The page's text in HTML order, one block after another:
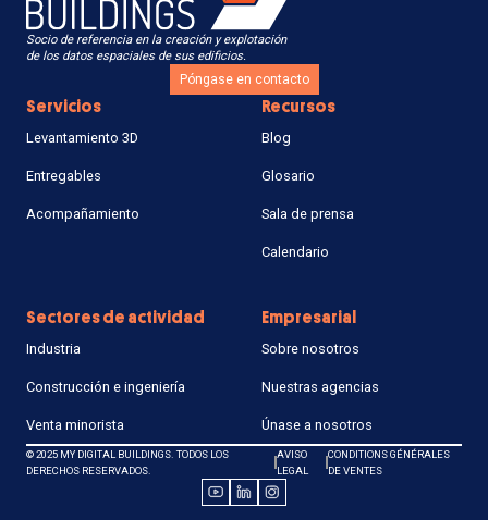
Socio de referencia en la creación y explotación
de los datos espaciales de sus edificios.
Póngase en contacto
Servicios
Levantamiento 3D
Entregables
Acompañamiento
Sectores de actividad
Industria
Construcción e ingeniería
Venta minorista
Recursos
Blog
Glosario
Sala de prensa
Calendario
Empresarial
Sobre nosotros
Nuestras agencias
Únase a nosotros
© 2025 MY DIGITAL BUILDINGS. TODOS LOS
DERECHOS RESERVADOS.
AVISO
LEGAL
CONDITIONS GÉNÉRALES
DE VENTES